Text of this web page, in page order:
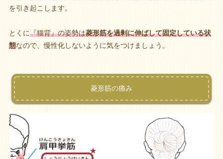
を引き起こします。
とくに『猫背』の姿勢は菱形筋を過剰に伸ばして固定している状
態なので、慢性化しないように気をつけましょう。
菱形筋の痛み